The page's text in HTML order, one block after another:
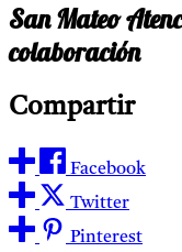
San Mateo
colaboración
Compartir
Facebook
Twitter
Pinterest